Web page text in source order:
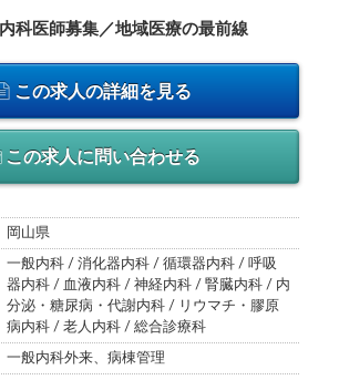
科医師募集／地域医療の最前線
この求人の詳細を見る
この求人に問い合わせる
岡山県
一般内科 / 消化器内科 / 循環器内科 / 呼吸
器内科 / 血液内科 / 神経内科 / 腎臓内科 / 内
分泌・糖尿病・代謝内科 / リウマチ・膠原
病内科 / 老人内科 / 総合診療科
一般内科外来、病棟管理